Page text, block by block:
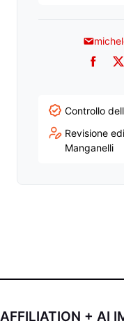
Controllo
Revisione
Manganelli
AFFILIATION + AI